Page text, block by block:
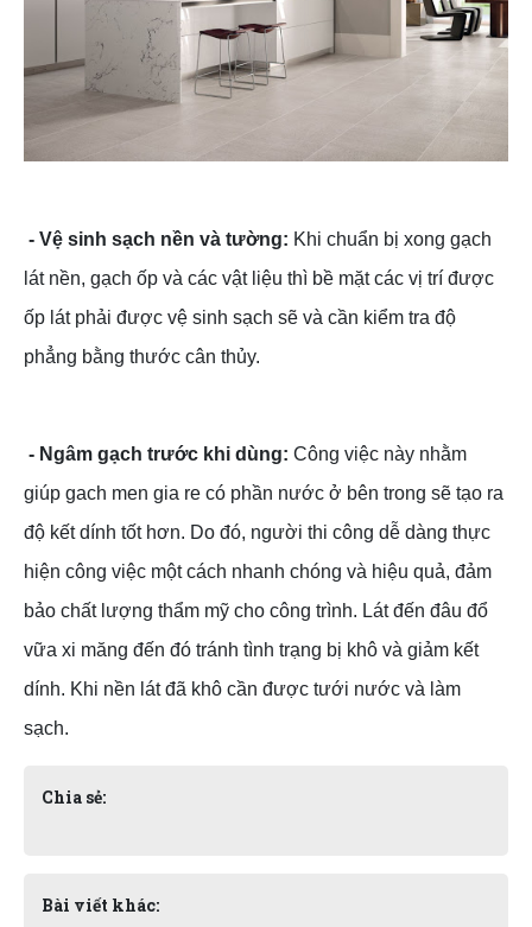
- Vệ sinh sạch nền và tường: Khi chuẩn bị xong gạch
lát nền, gạch ốp và các vật liệu thì bề mặt các vị trí được
ốp lát phải được vệ sinh sạch sẽ và cần kiểm tra độ
phẳng bằng thước cân thủy.
- Ngâm gạch trước khi dùng: Công việc này nhằm
giúp gach men gia re có phần nước ở bên trong sẽ tạo ra
độ kết dính tốt hơn. Do đó, người thi công dễ dàng thực
hiện công việc một cách nhanh chóng và hiệu quả, đảm
bảo chất lượng thẩm mỹ cho công trình. Lát đến đâu đổ
vữa xi măng đến đó tránh tình trạng bị khô và giảm kết
dính. Khi nền lát đã khô cần được tưới nước và làm
sạch.
Chia sẻ:
Bài viết khác: